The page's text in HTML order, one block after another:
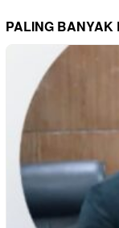
PALING BANYAK